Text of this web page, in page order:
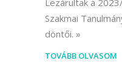
Lezárultak a
Szakmai
döntői.
TOVÁBB OLVASOM